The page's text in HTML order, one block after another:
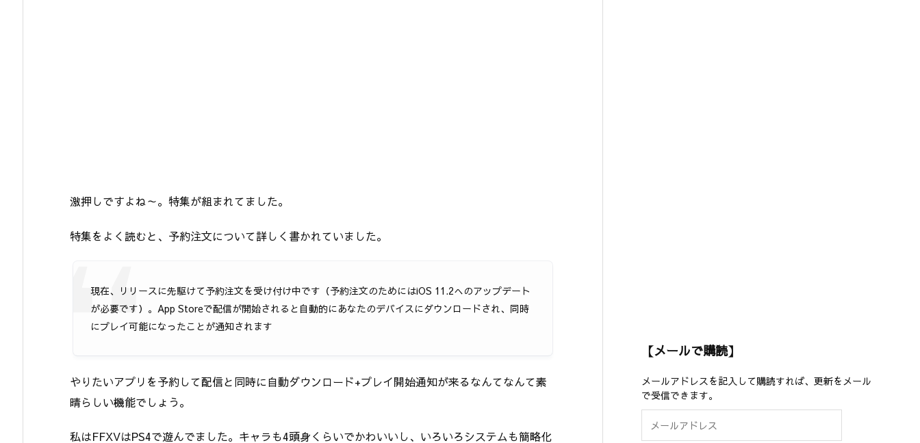
激押しですよね～。特集が組まれてました。
特集をよく読むと、予約注文について詳しく書かれていました。
現在、リリースに先駆けて予約注文を受け付け中です（予約注文のためにはiOS 11.2へのアップデート
が必要です）。App Storeで配信が開始されると自動的にあなたのデバイスにダウンロードされ、同時
にプレイ可能になったことが通知されます
やりたいアプリを予約して配信と同時に自動ダウンロード+プレイ開始通知が来るなんてなんて素
晴らしい機能でしょう。
私はFFXVはPS4で遊んでました。キャラも4頭身くらいでかわいいし、いろいろシステムも簡略化
【メールで購読】
メールアドレスを記入して購読すれば、更新をメール
で受信できます。